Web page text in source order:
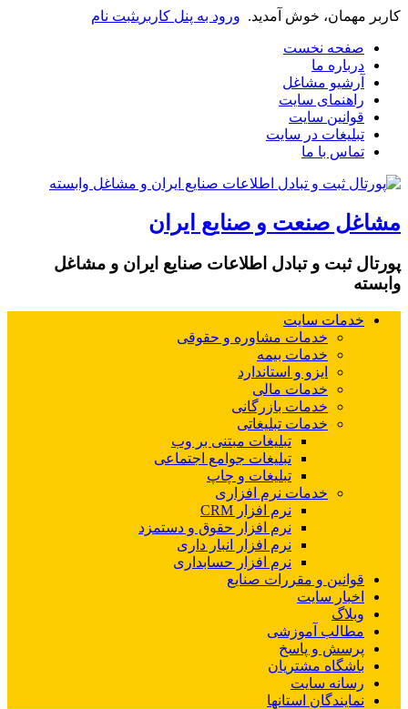
کاربر مهمان، خوش آمدید. ورود به پنل کاربریثبت نام
صفحه نخست
درباره ما
آرشیو مشاغل
راهنمای سایت
قوانین سایت
تبلیغات در سایت
تماس با ما
مشاغل صنعت و صنایع ایران
پورتال ثبت و تبادل اطلاعات صنایع ایران و مشاغل
وابسته
خدمات سایت
خدمات مشاوره و حقوقی
خدمات بیمه
ایزو و استاندارد
خدمات مالی
خدمات بازرگانی
خدمات تبلیغاتی
تبلیغات مبتنی بر وب
تبلیغات جوامع اجتماعی
تبلیغات و چاپ
خدمات نرم افزاری
نرم افزار CRM
نرم افزار حقوق و دستمزد
نرم افزار انبار داری
نرم افزار حسابداری
قوانین و مقررات صنایع
اخبار سایت
وبلاگ
مطالب آموزشی
پرسش و پاسخ
باشگاه مشتریان
رسانه سایت
نمایندگان استانها